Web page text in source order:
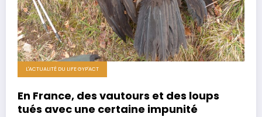
L'ACTUALITÉ DU LIFE GYP'ACT
En France, des vautours et des loups
tués avec une certaine impunité